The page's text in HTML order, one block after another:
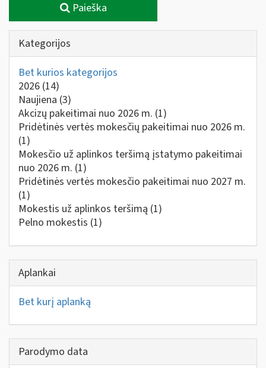
Paieška
Kategorijos
Bet kurios kategorijos
2026 (14)
Naujiena (3)
Akcizų pakeitimai nuo 2026 m. (1)
Pridėtinės vertės mokesčių pakeitimai nuo 2026 m.
(1)
Mokesčio už aplinkos teršimą įstatymo pakeitimai
nuo 2026 m. (1)
Pridėtinės vertės mokesčio pakeitimai nuo 2027 m.
(1)
Mokestis už aplinkos teršimą (1)
Pelno mokestis (1)
Aplankai
Bet kurį aplanką
Parodymo data